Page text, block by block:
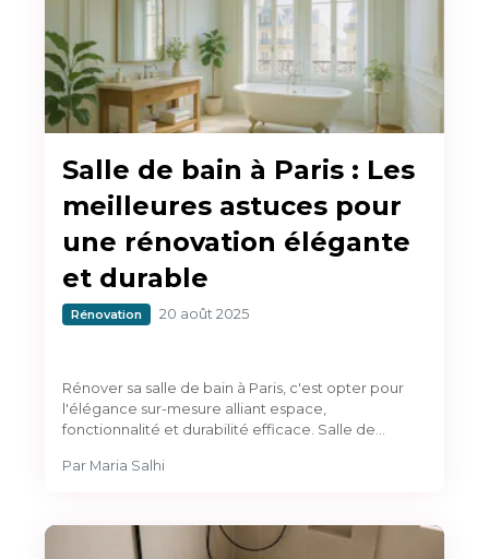
Salle de bain à Paris : Les
meilleures astuces pour
une rénovation élégante
et durable
Rénovation 20 août 2025
Rénover sa salle de bain à Paris, c'est opter pour
l'élégance sur-mesure alliant espace,
fonctionnalité et durabilité efficace. Salle de…
Par Maria Salhi